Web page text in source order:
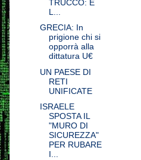
TRUCCO: E
L...
GRECIA: In
prigione chi si
opporrà alla
dittatura U€
UN PAESE DI
RETI
UNIFICATE
ISRAELE
SPOSTA IL
"MURO DI
SICUREZZA"
PER RUBARE
I...